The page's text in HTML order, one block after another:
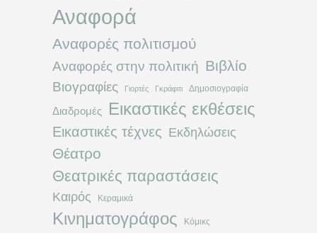
Αναφορά
Αναφορές πολιτισμού
Αναφορές στην πολιτική Βιβλίο
Βιογραφίες Γιορτές Γκράφιτι Δημοσιογραφία
Διαδρομές Εικαστικές εκθέσεις
Εικαστικές τέχνες Εκδηλώσεις
Θέατρο
Θεατρικές παραστάσεις
Καιρός Κεραμικά
Κινηματογράφος Κόμικς